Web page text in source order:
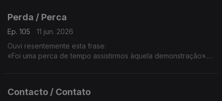
Perda / Perca
Ep. 105
11 jun. 2026
Ouvi resentemente esta frase:
«Foi uma perca de tempo assistirmos àquela demonstração».
Contacto / Contato